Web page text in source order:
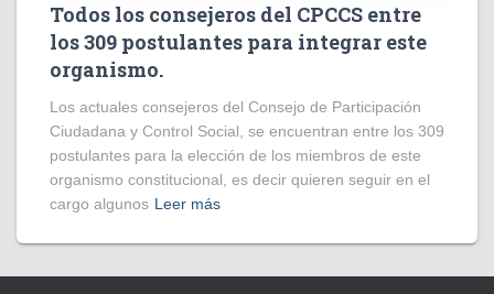
Todos los consejeros del CPCCS entre
los 309 postulantes para integrar este
organismo.
Los actuales consejeros del Consejo de Participación
Ciudadana y Control Social, se encuentran entre los 309
postulantes para la elección de los miembros de este
organismo constitucional, es decir quieren seguir en el
cargo algunos Leer más